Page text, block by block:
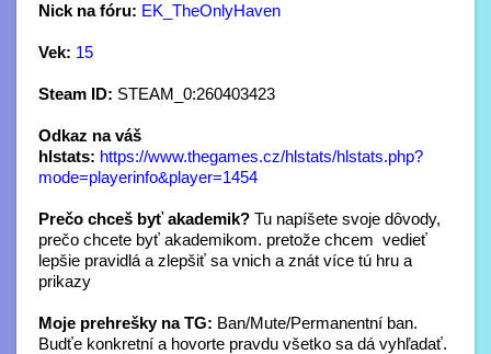
Nick na fóru: EK_TheOnlyHaven
Vek: 15
Steam ID: STEAM_0:260403423
Odkaz na váš
hlstats: https://www.thegames.cz/hlstats/hlstats.php?
mode=playerinfo&player=1454
Prečo chceš byť akademik? Tu napíšete svoje dôvody,
prečo chcete byť akademikom. pretože chcem vedieť
lepšie pravidlá a zlepšiť sa vnich a znát více tú hru a
prikazy
Moje prehrešky na TG: Ban/Mute/Permanentní ban.
Budťe konkretní a hovorte pravdu všetko sa dá vyhľadať.